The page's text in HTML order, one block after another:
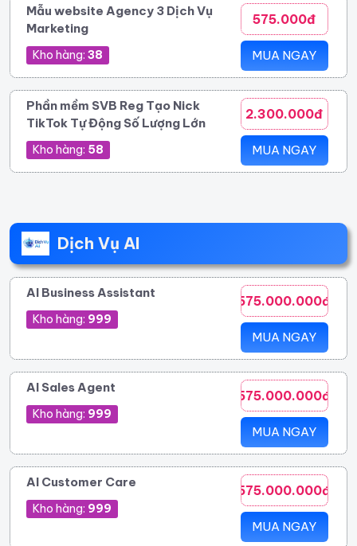
Mẫu website Agency 3 Dịch Vụ
Marketing
Kho hàng: 38
575.000đ
MUA NGAY
Phần mềm SVB Reg Tạo Nick
TikTok Tự Động Số Lượng Lớn
Kho hàng: 58
2.300.000đ
MUA NGAY
Dịch Vụ AI
AI Business Assistant
Kho hàng: 999
575.000.000đ
MUA NGAY
AI Sales Agent
Kho hàng: 999
575.000.000đ
MUA NGAY
AI Customer Care
Kho hàng: 999
575.000.000đ
MUA NGAY